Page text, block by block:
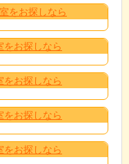
をお探しなら
をお探しなら
をお探しなら
をお探しなら
をお探しなら